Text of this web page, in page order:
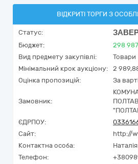
ВІДКРИТІ ТОРГИ З
Статус:
Бюджет: 298
Вид предмету закупівлі:
Товари
Мінімальний крок аукціону:
2
Оцінка пропозицій:
За
Замовник:
ЄДРПОУ:
Сайт:
http://
Контактна особа:
Телефон: